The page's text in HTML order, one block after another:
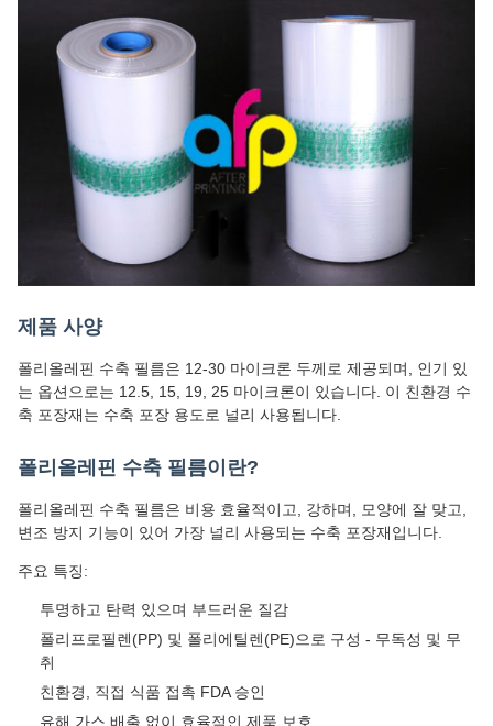
제품 사양
폴리올레핀 수축 필름은 12-30 마이크론 두께로 제공되며, 인기 있
는 옵션으로는 12.5, 15, 19, 25 마이크론이 있습니다. 이 친환경 수
축 포장재는 수축 포장 용도로 널리 사용됩니다.
폴리올레핀 수축 필름이란?
폴리올레핀 수축 필름은 비용 효율적이고, 강하며, 모양에 잘 맞고,
변조 방지 기능이 있어 가장 널리 사용되는 수축 포장재입니다.
주요 특징:
투명하고 탄력 있으며 부드러운 질감
폴리프로필렌(PP) 및 폴리에틸렌(PE)으로 구성 - 무독성 및 무
취
친환경, 직접 식품 접촉 FDA 승인
유해 가스 배출 없이 효율적인 제품 보호